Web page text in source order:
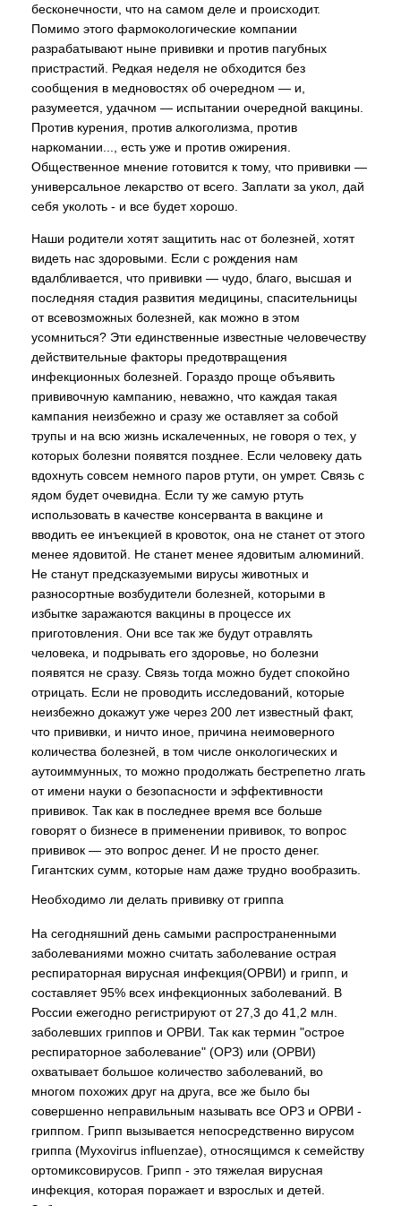
бесконечности, что на самом деле и происходит.
Помимо этого фармокологические компании
разрабатывают ныне прививки и против пагубных
пристрастий. Редкая неделя не обходится без
сообщения в медновостях об очередном — и,
разумеется, удачном — испытании очередной вакцины.
Против курения, против алкоголизма, против
наркомании..., есть уже и против ожирения.
Общественное мнение готовится к тому, что прививки —
универсальное лекарство от всего. Заплати за укол, дай
себя уколоть - и все будет хорошо.
Наши родители хотят защитить нас от болезней, хотят
видеть нас здоровыми. Если с рождения нам
вдалбливается, что прививки — чудо, благо, высшая и
последняя стадия развития медицины, спасительницы
от всевозможных болезней, как можно в этом
усомниться? Эти единственные известные человечеству
действительные факторы предотвращения
инфекционных болезней. Гораздо проще объявить
прививочную кампанию, неважно, что каждая такая
кампания неизбежно и сразу же оставляет за собой
трупы и на всю жизнь искалеченных, не говоря о тех, у
которых болезни появятся позднее. Если человеку дать
вдохнуть совсем немного паров ртути, он умрет. Связь с
ядом будет очевидна. Если ту же самую ртуть
использовать в качестве консерванта в вакцине и
вводить ее инъекцией в кровоток, она не станет от этого
менее ядовитой. Не станет менее ядовитым алюминий.
Не станут предсказуемыми вирусы животных и
разносортные возбудители болезней, которыми в
избытке заражаются вакцины в процессе их
приготовления. Они все так же будут отравлять
человека, и подрывать его здоровье, но болезни
появятся не сразу. Связь тогда можно будет спокойно
отрицать. Если не проводить исследований, которые
неизбежно докажут уже через 200 лет известный факт,
что прививки, и ничто иное, причина неимоверного
количества болезней, в том числе онкологических и
аутоиммунных, то можно продолжать бестрепетно лгать
от имени науки о безопасности и эффективности
прививок. Так как в последнее время все больше
говорят о бизнесе в применении прививок, то вопрос
прививок — это вопрос денег. И не просто денег.
Гигантских сумм, которые нам даже трудно вообразить.
Необходимо ли делать прививку от гриппа
На сегодняшний день самыми распространенными
заболеваниями можно считать заболевание острая
респираторная вирусная инфекция(ОРВИ) и грипп, и
составляет 95% всех инфекционных заболеваний. В
России ежегодно регистрируют от 27,3 до 41,2 млн.
заболевших гриппов и ОРВИ. Так как термин "острое
респираторное заболевание" (ОРЗ) или (ОРВИ)
охватывает большое количество заболеваний, во
многом похожих друг на друга, все же было бы
совершенно неправильным называть все ОРЗ и ОРВИ -
гриппом. Грипп вызывается непосредственно вирусом
гриппа (Myxovirus influenzae), относящимся к семейству
ортомиксовирусов. Грипп - это тяжелая вирусная
инфекция, которая поражает и взрослых и детей.